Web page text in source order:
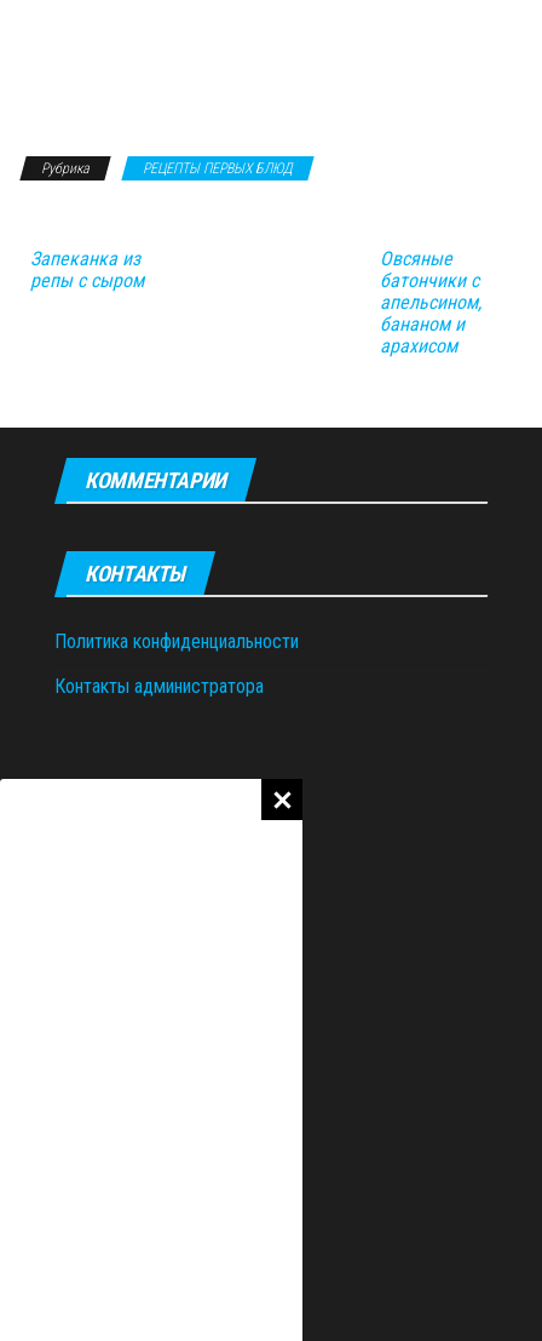
Рубрика РЕЦЕПТЫ ПЕРВЫХ БЛЮД
Запеканка из
репы с сыром
Овсяные
батончики с
апельсином,
бананом и
арахисом
КОММЕНТАРИИ
КОНТАКТЫ
Политика конфиденциальности
Контакты администратора